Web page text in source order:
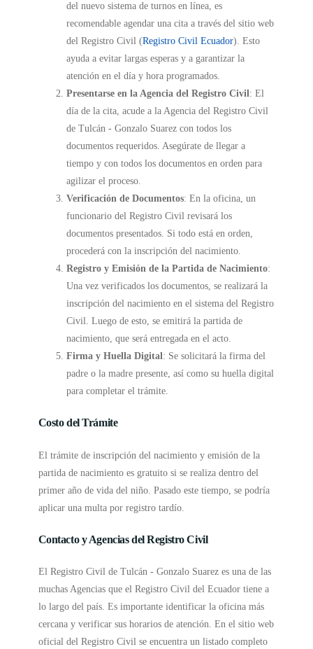
del nuevo sistema de turnos en línea, es
recomendable agendar una cita a través del sitio web
del Registro Civil (Registro Civil Ecuador). Esto
ayuda a evitar largas esperas y a garantizar la
atención en el día y hora programados.
Presentarse en la Agencia del Registro Civil: El
día de la cita, acude a la Agencia del Registro Civil
de Tulcán - Gonzalo Suarez con todos los
documentos requeridos. Asegúrate de llegar a
tiempo y con todos los documentos en orden para
agilizar el proceso.
Verificación de Documentos: En la oficina, un
funcionario del Registro Civil revisará los
documentos presentados. Si todo está en orden,
procederá con la inscripción del nacimiento.
Registro y Emisión de la Partida de Nacimiento:
Una vez verificados los documentos, se realizará la
inscripción del nacimiento en el sistema del Registro
Civil. Luego de esto, se emitirá la partida de
nacimiento, que será entregada en el acto.
Firma y Huella Digital: Se solicitará la firma del
padre o la madre presente, así como su huella digital
para completar el trámite.
Costo del Trámite
El trámite de inscripción del nacimiento y emisión de la
partida de nacimiento es gratuito si se realiza dentro del
primer año de vida del niño. Pasado este tiempo, se podría
aplicar una multa por registro tardío.
Contacto y Agencias del Registro Civil
El Registro Civil de Tulcán - Gonzalo Suarez es una de las
muchas Agencias que el Registro Civil del Ecuador tiene a
lo largo del país. Es importante identificar la oficina más
cercana y verificar sus horarios de atención. En el sitio web
oficial del Registro Civil se encuentra un listado completo